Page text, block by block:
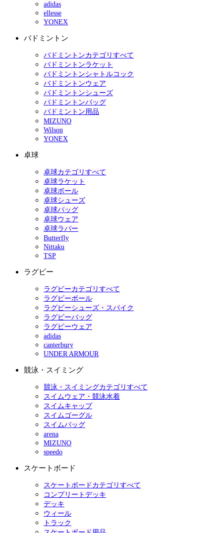
adidas
ellesse
YONEX
バドミントン
バドミントンカテゴリすべて
バドミントンラケット
バドミントンシャトルコック
バドミントンウェア
バドミントンシューズ
バドミントンバッグ
バドミントン用品
MIZUNO
Wilson
YONEX
卓球
卓球カテゴリすべて
卓球ラケット
卓球ボール
卓球シューズ
卓球バッグ
卓球ウェア
卓球ラバー
Butterfly
Nittaku
TSP
ラグビー
ラグビーカテゴリすべて
ラグビーボール
ラグビーシューズ・スパイク
ラグビーバッグ
ラグビーウェア
adidas
canterbury
UNDER ARMOUR
競泳・スイミング
競泳・スイミングカテゴリすべて
スイムウェア・競泳水着
スイムキャップ
スイムゴーグル
スイムバッグ
arena
MIZUNO
speedo
スケートボード
スケートボードカテゴリすべて
コンプリートデッキ
デッキ
ウィール
トラック